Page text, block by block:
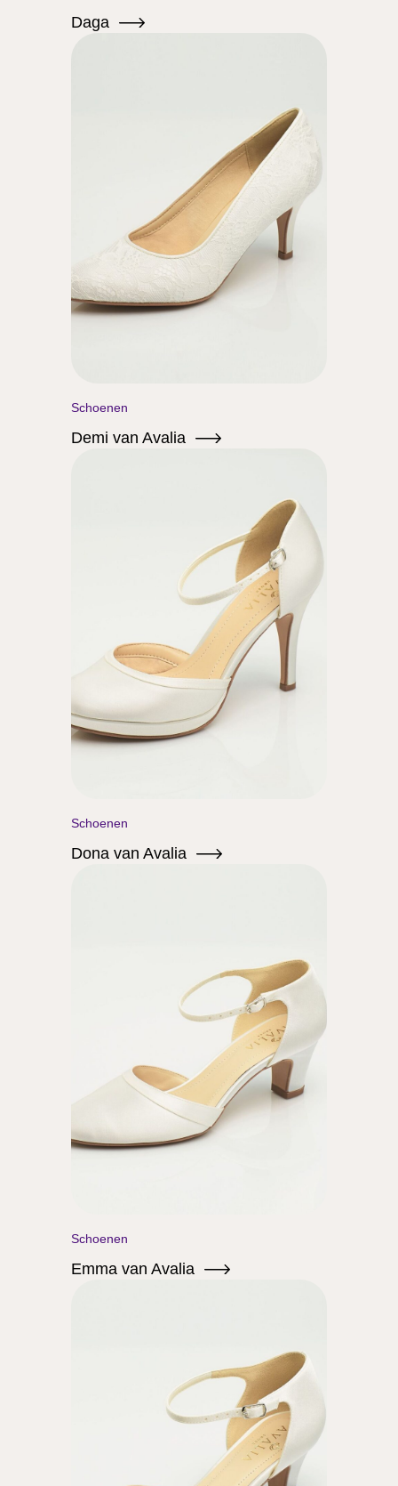
Daga
Schoenen
Demi van Avalia
Schoenen
Dona van Avalia
Schoenen
Emma van Avalia